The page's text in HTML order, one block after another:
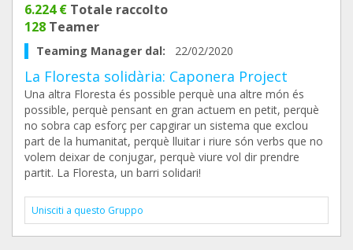
6.224 € Totale raccolto
128 Teamer
Teaming Manager dal: 22/02/2020
La Floresta solidària: Caponera Project
Una altra Floresta és possible perquè una altre món és
possible, perquè pensant en gran actuem en petit, perquè
no sobra cap esforç per capgirar un sistema que exclou
part de la humanitat, perquè lluitar i riure són verbs que no
volem deixar de conjugar, perquè viure vol dir prendre
partit. La Floresta, un barri solidari!
Unisciti a questo Gruppo